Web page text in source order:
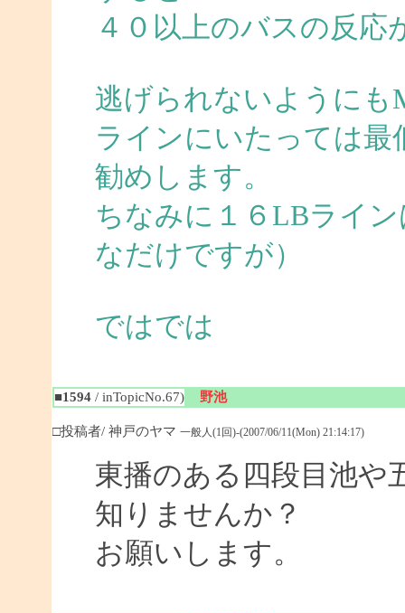
４０以上のバスの反
逃げられないようにも
ラインにいたっては
勧めします。
ちなみに１６LBライ
なだけですが）
ではでは
■1594/ inTopicNo.67) 野池
□投稿者/ 神戸のヤマ 一般人(1回)-(2007/06/11(Mon) 21:14:17)
東播のある四段目池や
知りませんか？
お願いします。